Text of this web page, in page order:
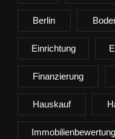
Berlin
Einrichtung
Finanzierung
Hauskauf
Immobilienbewertung